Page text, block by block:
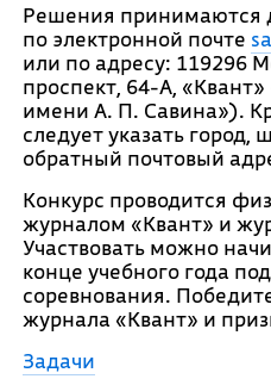
Решения принимаются
по электронной почте
или по адресу: 119296
проспект, 64-А,
имени А. П. Савина»).
следует указать город,
обратный почтовый
Конкурс проводится
журналом «Квант» и
Участвовать можно
конце учебного года
соревнования.
журнала «Квант» и
Задачи